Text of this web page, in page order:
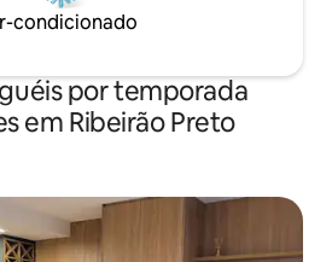
condicionado
por temporada
em Ribeirão Preto